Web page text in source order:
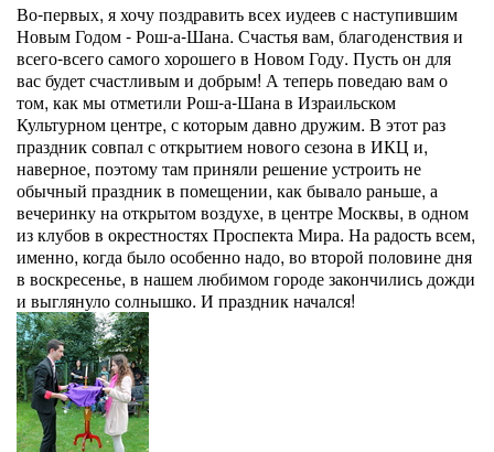
Во-первых, я хочу поздравить всех иудеев с наступившим
Новым Годом - Рош-а-Шана. Счастья вам, благоденствия и
всего-всего самого хорошего в Новом Году. Пусть он для
вас будет счастливым и добрым! А теперь поведаю вам о
том, как мы отметили Рош-а-Шана в Израильском
Культурном центре, с которым давно дружим. В этот раз
праздник совпал с открытием нового сезона в ИКЦ и,
наверное, поэтому там приняли решение устроить не
обычный праздник в помещении, как бывало раньше, а
вечеринку на открытом воздухе, в центре Москвы, в одном
из клубов в окрестностях Проспекта Мира. На радость всем,
именно, когда было особенно надо, во второй половине дня
в воскресенье, в нашем любимом городе закончились дожди
и выглянуло солнышко. И праздник начался!